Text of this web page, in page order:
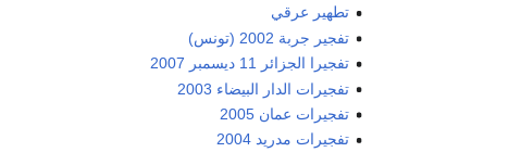
تطهير عرقي
تفجير جربة 2002 (تونس)
تفجيرا الجزائر 11 ديسمبر 2007
تفجيرات الدار البيضاء 2003
تفجيرات عمان 2005
تفجيرات مدريد 2004